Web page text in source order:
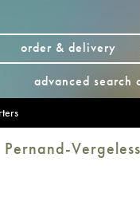
order & delivery
advanced search